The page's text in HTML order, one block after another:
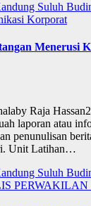
Suluh
Korporat
Menerusi
Raja
laporan atau
penunulisan
Unit Latihan…
Suluh
PERWAKILAN